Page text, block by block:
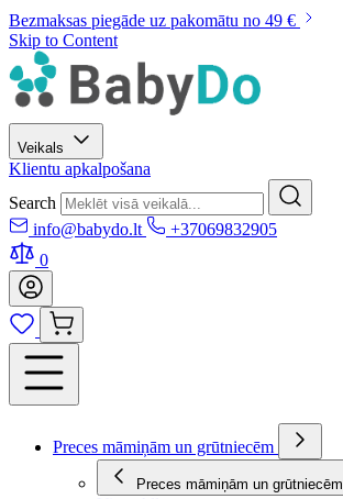
Bezmaksas piegāde uz pakomātu no 49 €
Skip to Content
Veikals
Klientu apkalpošana
Search
info@babydo.lt
+37069832905
0
Preces māmiņām un grūtniecēm
Preces māmiņām un grūtniecēm